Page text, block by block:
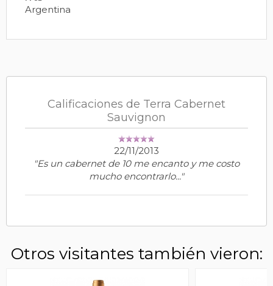
Argentina
Calificaciones de Terra Cabernet
Sauvignon
22/11/2013
"Es un cabernet de 10 me encanto y me costo
mucho encontrarlo..."
Otros visitantes también vieron: